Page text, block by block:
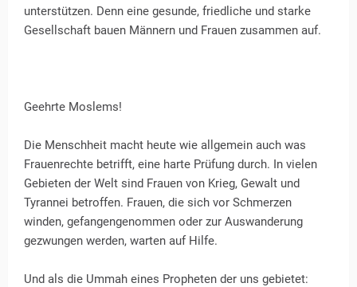
unterstützen. Denn eine gesunde, friedliche und starke
Gesellschaft bauen Männern und Frauen zusammen auf.
Geehrte Moslems!
Die Menschheit macht heute wie allgemein auch was
Frauenrechte betrifft, eine harte Prüfung durch. In vielen
Gebieten der Welt sind Frauen von Krieg, Gewalt und
Tyrannei betroffen. Frauen, die sich vor Schmerzen
winden, gefangengenommen oder zur Auswanderung
gezwungen werden, warten auf Hilfe.
Und als die Ummah eines Propheten der uns gebietet: